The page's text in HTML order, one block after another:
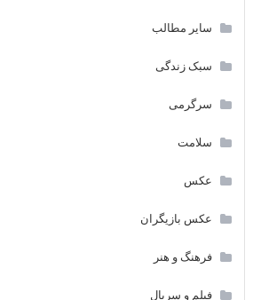
سایر مطالب
سبک زندگی
سرگرمی
سلامت
عکس
عکس بازیگران
فرهنگ و هنر
فیلم و سریال